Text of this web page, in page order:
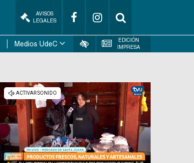
AVISOS
LEGALES
Medios UdeC
EDICIÓN
IMPRESA